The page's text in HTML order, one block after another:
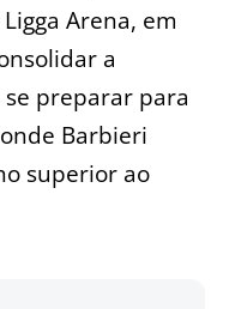
Arena, em
a
preparar para
Barbieri
superior ao